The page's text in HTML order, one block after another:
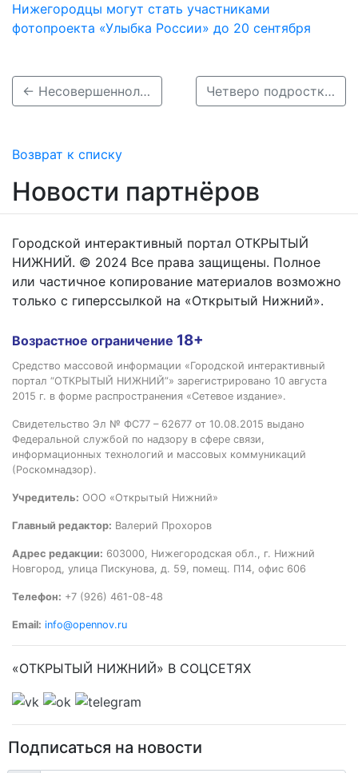
Нижегородцы могут стать участниками
фотопроекта «Улыбка России» до 20 сентября
← Несовершеннолетние мотоциклист и велосипедистка попали в ДТП в Нижегородской области Четверо подростков на мопедах пострадали в ДТП в Кулебаках →
Возврат к списку
Новости партнёров
Городской интерактивный портал ОТКРЫТЫЙ
НИЖНИЙ. © 2024 Все права защищены. Полное
или частичное копирование материалов возможно
только с гиперссылкой на «Открытый Нижний».
Возрастное ограничение 18+
Средство массовой информации «Городской интерактивный
портал “ОТКРЫТЫЙ НИЖНИЙ”» зарегистрировано 10 августа
2015 г. в форме распространения «Сетевое издание».
Свидетельство Эл № ФС77 – 62677 от 10.08.2015 выдано
Федеральной службой по надзору в сфере связи,
информационных технологий и массовых коммуникаций
(Роскомнадзор).
Учредитель: ООО «Открытый Нижний»
Главный редактор: Валерий Прохоров
Адрес редакции: 603000, Нижегородская обл., г. Нижний
Новгород, улица Пискунова, д. 59, помещ. П14, офис 606
Телефон: +7 (926) 461-08-48
Email: info@opennov.ru
«ОТКРЫТЫЙ НИЖНИЙ» В СОЦСЕТЯХ
Подписаться на новости